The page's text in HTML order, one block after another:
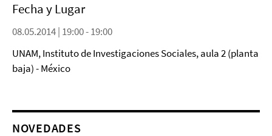
Fecha y Lugar
08.05.2014 | 19:00 - 19:00
UNAM, Instituto de Investigaciones Sociales, aula 2 (planta
baja) - México
NOVEDADES